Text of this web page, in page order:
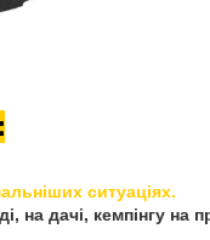
ситуаціях.
на дачі, кемпінгу на